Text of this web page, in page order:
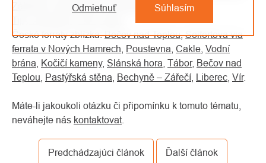
Odmietnuť Súhlasím
Základní vybavení pro via ferrata.
České ferraty zblízka:Bečov nad Teplou,Seifertova via
ferrata v Nových Hamrech Poustevna Cakle Vodní
brána Kočičí kameny, Slánská hora Tábor, Bečov nad
Teplou Pastýřská stěna Bechyně – Zářečí Liberec Vír.
Máte-li jakoukoli otázku či připomínku k tomuto tématu,
neváhejte nás kontaktovat.
Predchádzajúci článok Ďalší článok